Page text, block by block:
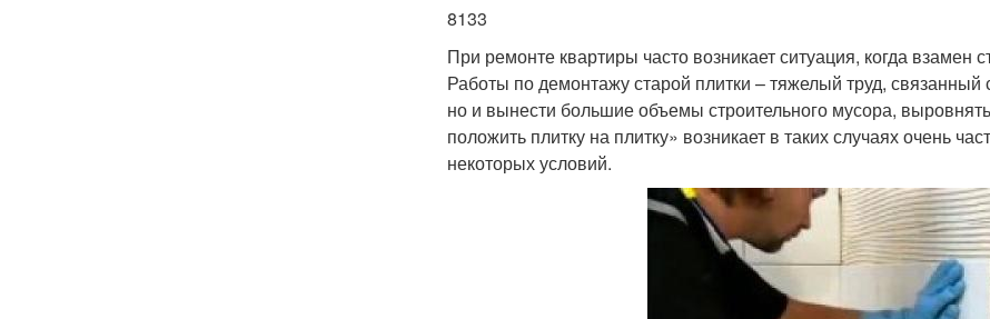
8133
При ремонте квартиры часто возникает ситуация, когда
Работы по демонтажу старой плитки – тяжелый труд, связанный
но и вынести большие объемы строительного мусора,
положить плитку на плитку» возникает в таких случаях очень
некоторых условий.